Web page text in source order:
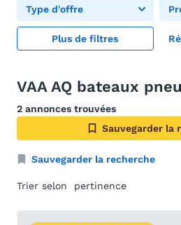
Type d'offre
Plus de filtres
VAA AQ bateaux
2 annonces trouvées
Sauvegarder la
Sauvegarder la recherche
Trier selon